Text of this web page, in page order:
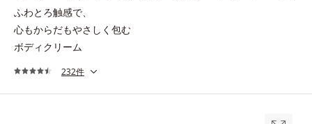
ふわとろ触感で、
心もからだもやさしく包む
ボディクリーム
232件